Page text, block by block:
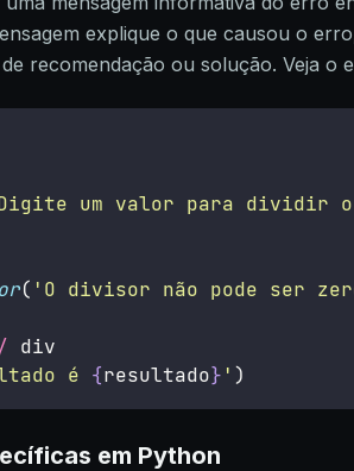
explique o que causou o
recomendação ou solução. Veja o
um valor para dividir o
( ' O divisor não pode ser
/ div
é {resultado} ' )
em Python